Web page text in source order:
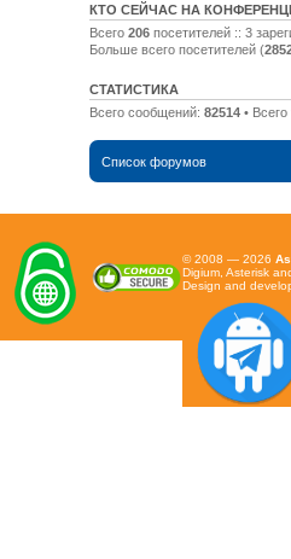
КТО СЕЙЧАС НА
Всего 206посетителей :: 3
Больше всего посетителей (
СТАТИСТИКА
Всего сообщений: 82514• Всего
Список форумов
© 2008 — 2026
Digium, Asterisk
Design and